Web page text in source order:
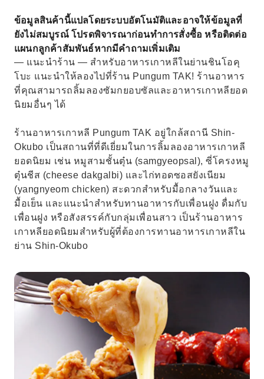
ข้อมูลสินค้านี้แปลโดยระบบอัตโนมัติและอาจให้ข้อมูลที่
ยังไม่สมบูรณ์ โปรดพิจารณาก่อนทำการสั่งซื้อ หรือติดต่อ
แผนกลูกค้าสัมพันธ์หากมีคำถามเพิ่มเติม
— แนะนำร้าน — สำหรับอาหารเกาหลีในย่านชินโอคุ
โบะ แนะนำให้ลองไปที่ร้าน Pungum TAK! ร้านอาหาร
ที่คุณสามารถลิ้มลองซัมกยอบซัลและอาหารเกาหลียอด
นิยมอื่นๆ ได้
ร้านอาหารเกาหลี Pungum TAK อยู่ใกล้สถานี Shin-
Okubo เป็นสถานที่ที่ดีเยี่ยมในการลิ้มลองอาหารเกาหลี
ยอดนิยม เช่น หมูสามชั้นตุ๋น (samgyeopsal), ซี่โครงหมู
ตุ๋นชีส (cheese dakgalbi) และไก่ทอดซอสยังเนียม
(yangnyeom chicken) สะดวกสำหรับมื้อกลางวันและ
มื้อเย็น และแนะนำสำหรับทานอาหารกับเพื่อนฝูง ดื่มกับ
เพื่อนฝูง หรือสังสรรค์กับกลุ่มเพื่อนสาว เป็นร้านอาหาร
เกาหลียอดนิยมสำหรับผู้ที่ต้องการทานอาหารเกาหลีใน
ย่าน Shin-Okubo